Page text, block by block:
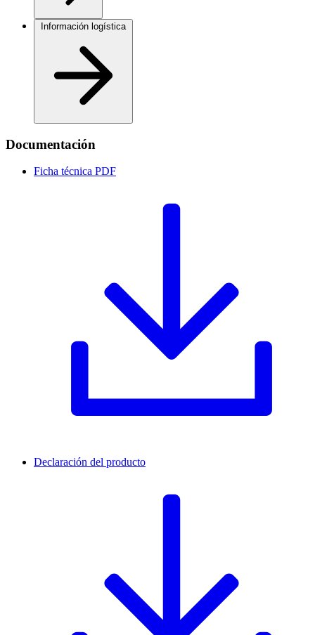
Documentación
Ficha técnica PDF
Declaración del producto